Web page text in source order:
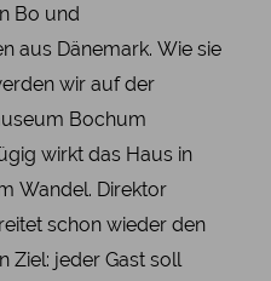
Bo und
aus Dänemark. Wie sie
wir auf der
Bochum
wirkt das Haus in
Wandel. Direktor
schon wieder den
Ziel: jeder Gast soll